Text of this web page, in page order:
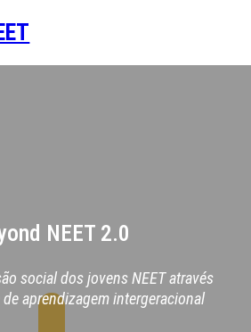
NEET 2.0
social dos jovens NEET através
aprendizagem intergeracional